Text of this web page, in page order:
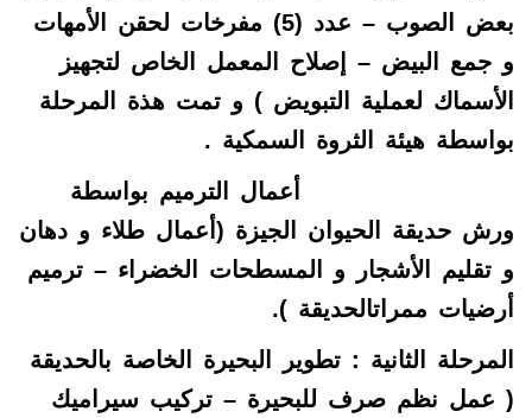
بعض الصوب – عدد (5) مفرخات لحقن الأمهات
و جمع البيض – إصلاح المعمل الخاص لتجهيز
الأسماك لعملية التبويض ) و تمت هذة المرحلة
بواسطة هيئة الثروة السمكية .
أعمال الترميم بواسطة
ورش حديقة الحيوان الجيزة (أعمال طلاء و دهان
و تقليم الأشجار و المسطحات الخضراء – ترميم
أرضيات ممراتالحديقة ).
المرحلة الثانية : تطوير البحيرة الخاصة بالحديقة
( عمل نظم صرف للبحيرة – تركيب سيراميك